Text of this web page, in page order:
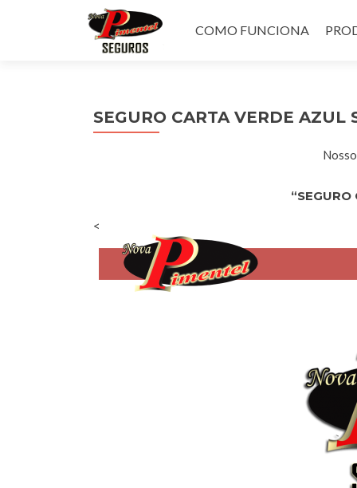
para
COMO FUNCIONA
SEGURO CARTA VERDE AZUL
“SEGURO
<